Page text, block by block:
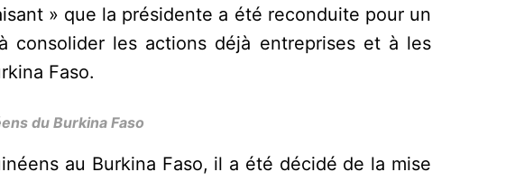
» que la présidente a été reconduite pour un
consolider les actions déjà entreprises et à les
Faso.
du Burkina Faso
au Burkina Faso, il a été décidé de la mise